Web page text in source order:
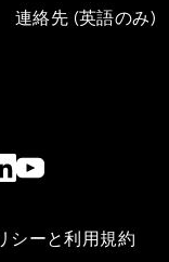
連絡先 (英語のみ)
シーと利用規約